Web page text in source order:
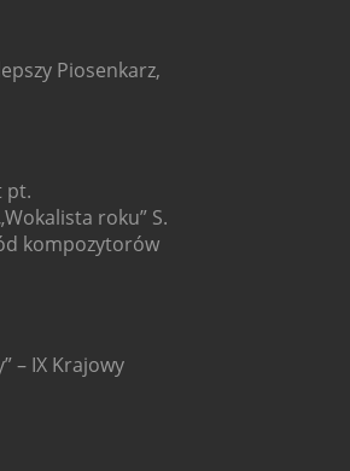
Piosenkarz,
pt.
roku” S.
kompozytorów
– IX Krajowy